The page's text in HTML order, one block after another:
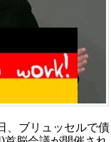
、ブリュッセルで債